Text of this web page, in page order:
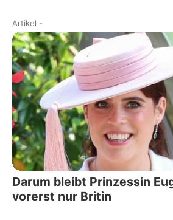
Artikel -
Darum bleibt Prinzessin
vorerst nur Britin